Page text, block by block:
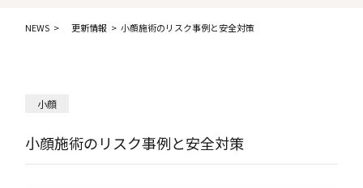
NEWS 更新情報 小顔施術のリスク事例と安全対策
小顔
小顔施術のリスク事例と安全対策